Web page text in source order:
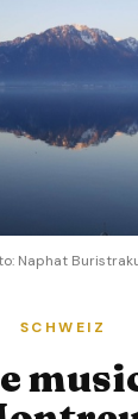
Naphat
SCHWEIZ